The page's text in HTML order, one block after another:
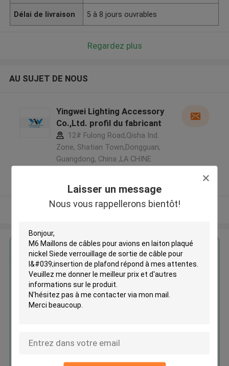
Laisser un message
Nous vous rappellerons bientôt!
Délai de livraison 5 à 8 jours ouvrables
Regardez plus
AU SUJET DE NOUS
Yingwei Lighting Accessory
Co.,Ltd. profil du fabricant
12# Fulong Road,Qisha Ind.
Zone, Shatian Town,Dongguan,
Guangdong, China ,LA CHINE
Regardez plus
M6 Maillons de câbles pour
avions en laiton plaqué nickel